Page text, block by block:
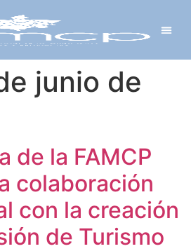
junio de
de la FAMCP
colaboración
con la creación
de Turismo